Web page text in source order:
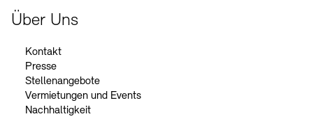
Über Uns
Kontakt
Presse
Stellenangebote
Vermietungen und Events
Nachhaltigkeit